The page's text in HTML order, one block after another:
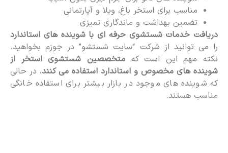
مناسب برای استخر باغ، ویلا و آپارتمانی
تضمین بهداشت و ماندگاری تمیزی
دریافت خدمات شستشوی حرفه ای با شوینده های استاندارد
را می توانید از شرکت “سایت شستشو” در جوزم بخواهید.
نکته مهم این است که متخصصین شستشوی استخر از
شوینده های مخصوص و استاندارد استفاده می کنند، در حالی
که شوینده های موجود در بازار بیشتر برای استفاده خانگی
مناسب هستند.